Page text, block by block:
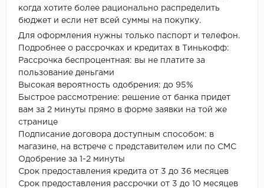
когда хотите более рационально распределить
бюджет и если нет всей суммы на покупку.
Для оформления нужны только паспорт и телефон.
Подробнее о рассрочках и кредитах в Тинькофф:
Рассрочка беспроцентная: вы не платите за
пользование деньгами
Высокая вероятность одобрения: до 95%
Быстрое рассмотрение: решение от банка придет
вам за 2 минуты прямо в форме заявки на той же
странице
Подписание договора доступным способом: в
магазине, на встрече с представителем или по СМС
Одобрение за 1-2 минуты
Срок предоставления кредита от 3 до 36 месяцев
Срок предоставления рассрочки от 3 до 10 месяцев